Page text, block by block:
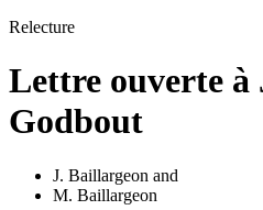
Relecture
Lettre ouverte à
Godbout
J. Baillargeon and
M. Baillargeon